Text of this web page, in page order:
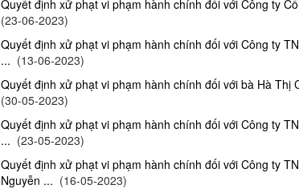
Quyết định xử phạt vi phạm hành chính đối với Công ty
(23-06-2023)
Quyết định xử phạt vi phạm hành chính đối với Công ty
... (13-06-2023)
Quyết định xử phạt vi phạm hành chính đối với bà Hà Thị
(30-05-2023)
Quyết định xử phạt vi phạm hành chính đối với Công ty
... (23-05-2023)
Quyết định xử phạt vi phạm hành chính đối với Công ty
Nguyễn ... (16-05-2023)